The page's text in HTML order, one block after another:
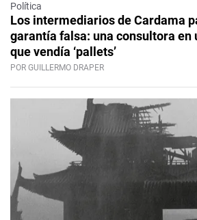
Política
Los intermediarios de Cardama
garantía falsa: una consultora en
que vendía ‘pallets’
POR GUILLERMO DRAPER